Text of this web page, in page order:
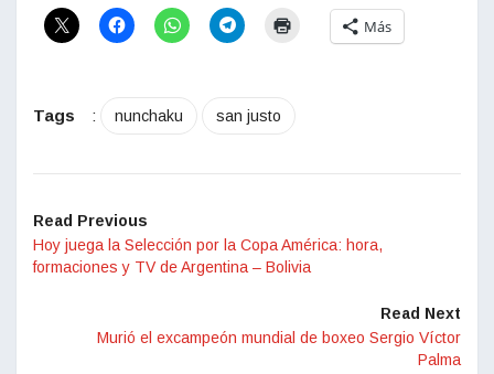
Más
Tags : nunchaku san justo
Read Previous
Hoy juega la Selección por la Copa América: hora,
formaciones y TV de Argentina – Bolivia
Read Next
Murió el excampeón mundial de boxeo Sergio Víctor
Palma